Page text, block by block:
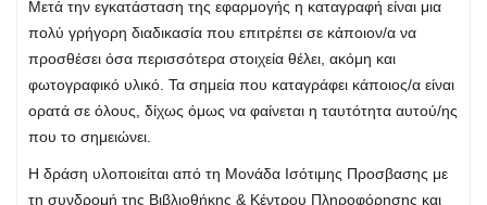
Μετά την εγκατάσταση της εφαρμογής η καταγραφή είναι μια
πολύ γρήγορη διαδικασία που επιτρέπει σε κάποιον/α να
προσθέσει όσα περισσότερα στοιχεία θέλει, ακόμη και
φωτογραφικό υλικό. Τα σημεία που καταγράφει κάποιος/α είναι
ορατά σε όλους, δίχως όμως να φαίνεται η ταυτότητα αυτού/ης
που το σημειώνει.
Η δράση υλοποιείται από τη Μονάδα Ισότιμης Προσβασης με
τη συνδρομή της Βιβλιοθήκης & Κέντρου Πληροφόρησης και